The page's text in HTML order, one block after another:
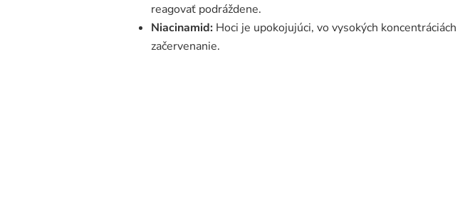
reagovať podráždene.
Niacinamid: Hoci je upokojujúci, vo vysokých
začervenanie.